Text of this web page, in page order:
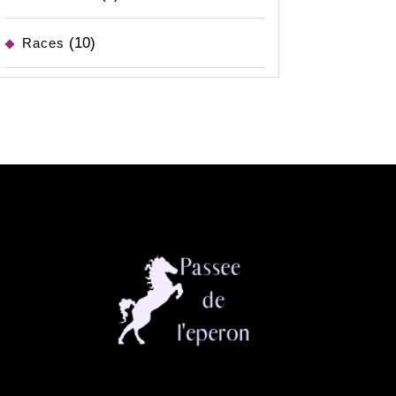
Races (10)